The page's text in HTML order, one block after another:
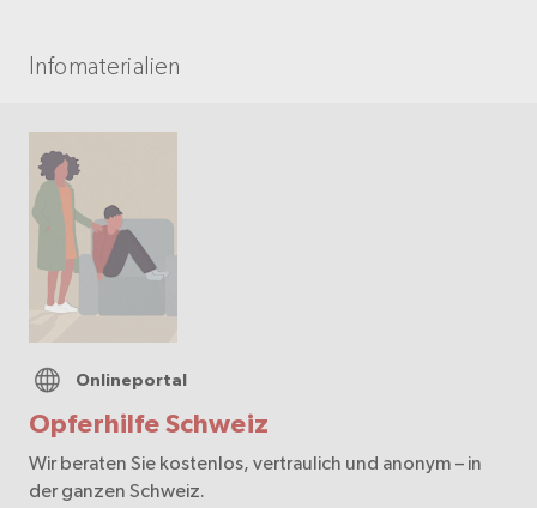
Infomaterialien
Opferhilfe Schweiz
Onlineportal
Wir beraten Sie kostenlos, vertraulich und anonym – in
der ganzen Schweiz.